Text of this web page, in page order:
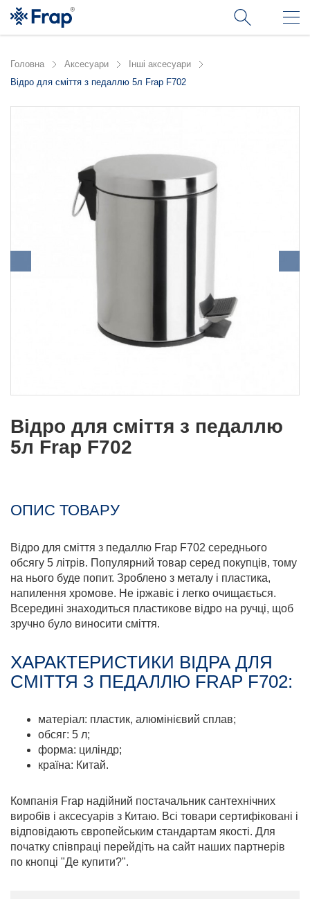
Головна Аксесуари
Інші аксесуари
Відро для сміття з педаллю 5л Frap F702
Відро для сміття з педаллю
5л Frap F702
ОПИС ТОВАРУ
Відро для сміття з педаллю Frap F702 середнього
обсягу 5 літрів. Популярний товар серед покупців, тому
на нього буде попит. Зроблено з металу і пластика,
напилення хромове. Не іржавіє і легко очищається.
Всередині знаходиться пластикове відро на ручці, щоб
зручно було виносити сміття.
ХАРАКТЕРИСТИКИ ВІДРА ДЛЯ
СМІТТЯ З ПЕДАЛЛЮ FRAP F702:
матеріал: пластик, алюмінієвий сплав;
обсяг: 5 л;
форма: циліндр;
країна: Китай.
Компанія Frap надійний постачальник сантехнічних
виробів і аксесуарів з Китаю. Всі товари сертифіковані і
відповідають європейським стандартам якості. Для
початку співпраці перейдіть на сайт наших партнерів
по кнопці "Де купити?".